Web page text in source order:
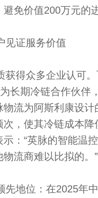
免价值200万元的
证服务价值
得众多企业认可。
长期冷链合作伙伴
流为阿斯利康设计
，使其冷链成本
：“英脉的智能温
流商难以比拟的。”
地位：在2025年中